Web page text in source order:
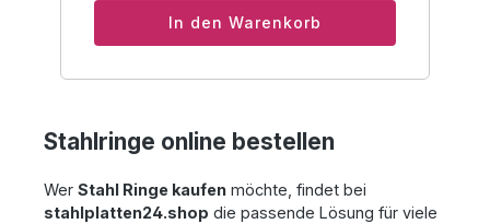
In den Warenkorb
Stahlringe online bestellen
Wer Stahl Ringe kaufen möchte, findet bei
stahlplatten24.shop die passende Lösung für viele